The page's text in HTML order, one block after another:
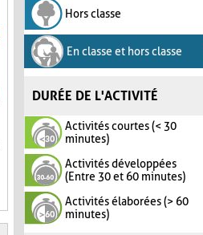
Hors classe
En classe et hors classe
DURÉE DE L'ACTIVITÉ
Activités courtes (< 30
minutes)
Activités développées
(Entre 30 et 60 minutes)
Activités élaborées (> 60
minutes)